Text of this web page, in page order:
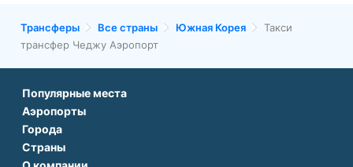
Трансферы Все страны Южная Корея
Такси
трансфер Чеджу Аэропорт
Популярные места
Аэропорт Подгорицы
Аэропорт Белграда
Аэропорт Дубая
Аэропорты
Аэропорт Антальи
Аэропорт Тбилиси
Города
Трансфер в Париже
Страны